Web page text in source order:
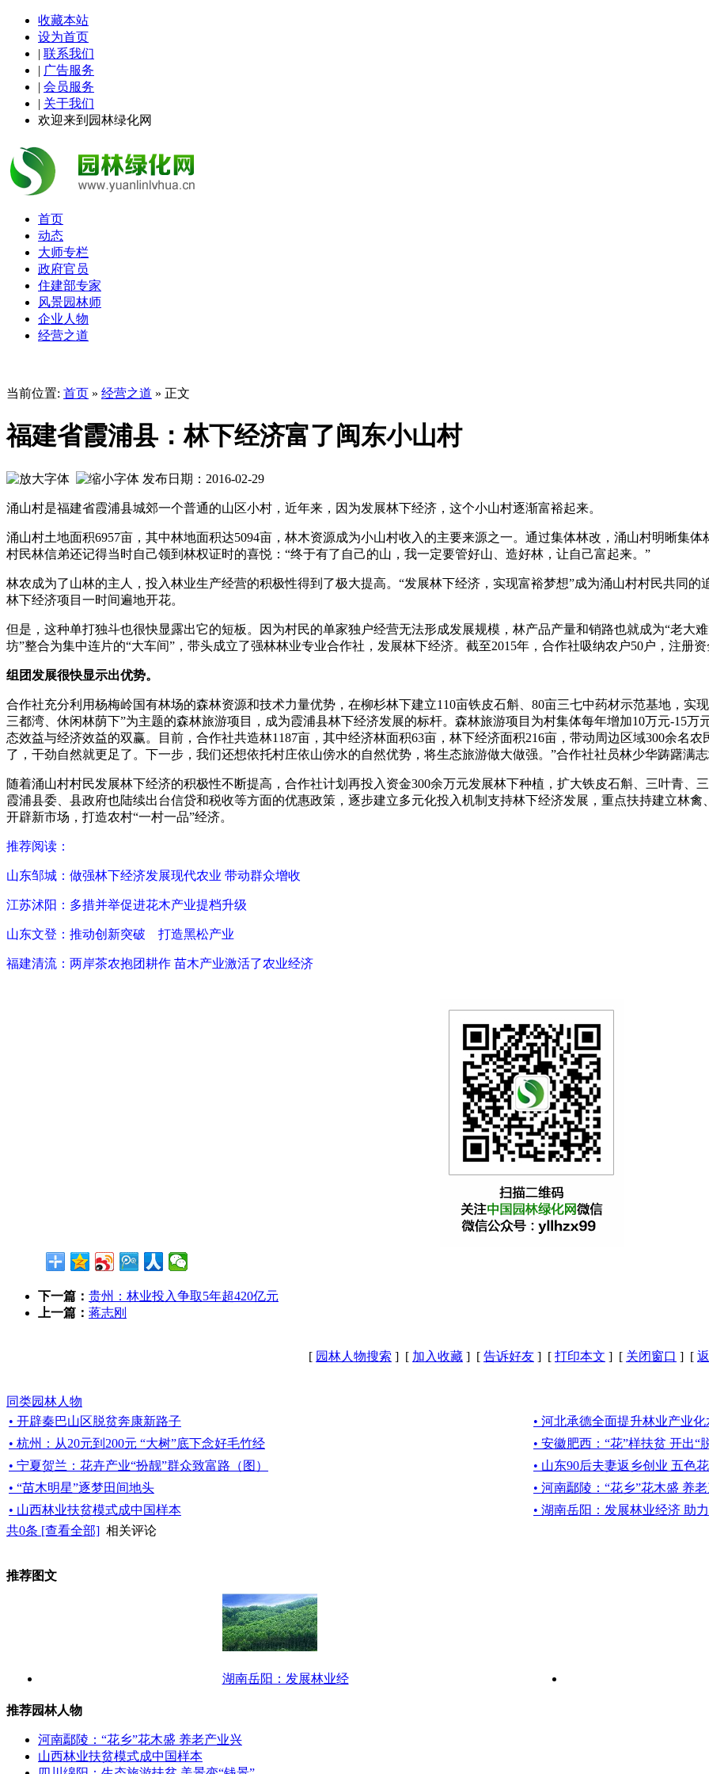
收藏本站
设为首页
| 联系我们
| 广告服务
| 会员服务
| 关于我们
欢迎来到园林绿化网
首页
动态
大师专栏
政府官员
住建部专家
风景园林师
企业人物
经营之道
当前位置: 首页 » 经营之道 » 正文
福建省霞浦县：林下经济富了闽东小山村
发布日期：2016-02-29
涌山村是福建省霞浦县城郊一个普通的山区小村，近年来，因为发展林下经济，这个小山村逐渐富裕起来。
涌山村土地面积6957亩，其中林地面积达5094亩，林木资源成为小山村收入的主要来源之一。通过集体林改，涌山村明晰集体
村民林信弟还记得当时自己领到林权证时的喜悦：“终于有了自己的山，我一定要管好山、造好林，让自己富起来。”
林农成为了山林的主人，投入林业生产经营的积极性得到了极大提高。“发展林下经济，实现富裕梦想”成为涌山村村民共同
林下经济项目一时间遍地开花。
但是，这种单打独斗也很快显露出它的短板。因为村民的单家独户经营无法形成发展规模，林产品产量和销路也就成为“老大
坊”整合为集中连片的“大车间”，带头成立了强林林业专业合作社，发展林下经济。截至2015年，合作社吸纳农户50户，注册资
组团发展很快显示出优势。
合作社充分利用杨梅岭国有林场的森林资源和技术力量优势，在柳杉林下建立110亩铁皮石斛、80亩三七中药材示范基地，实
三都湾、休闲林荫下”为主题的森林旅游项目，成为霞浦县林下经济发展的标杆。森林旅游项目为村集体每年增加10万元-15
态效益与经济效益的双赢。目前，合作社共造林1187亩，其中经济林面积63亩，林下经济面积216亩，带动周边区域300余名
了，干劲自然就更足了。下一步，我们还想依托村庄依山傍水的自然优势，将生态旅游做大做强。”合作社社员林少华踌躇满志
随着涌山村村民发展林下经济的积极性不断提高，合作社计划再投入资金300余万元发展林下种植，扩大铁皮石斛、三叶青、
霞浦县委、县政府也陆续出台信贷和税收等方面的优惠政策，逐步建立多元化投入机制支持林下经济发展，重点扶持建立林
开辟新市场，打造农村“一村一品”经济。
推荐阅读：
山东邹城：做强林下经济发展现代农业 带动群众增收
江苏沭阳：多措并举促进花木产业提档升级
山东文登：推动创新突破 打造黑松产业
福建清流：两岸茶农抱团耕作 苗木产业激活了农业经济
下一篇： 贵州：林业投入争取5年超420亿元
上一篇： 蒋志刚
[ 园林人物搜索 ] [ 加入收藏 ] [ 告诉好友 ] [ 打印本文 ] [ 关闭窗口 ] [
同类园林人物
• 开辟秦巴山区脱贫奔康新路子
• 河北承德全面提升林业产业
• 杭州：从20元到200元 “大树”底下念好毛竹经
• 安徽肥西：“花”样扶贫 开出“
• 宁夏贺兰：花卉产业“扮靓”群众致富路（图）
• 山东90后夫妻返乡创业 五色
• “苗木明星”逐梦田间地头
• 河南鄢陵：“花乡”花木盛 养
• 山西林业扶贫模式成中国样本
• 湖南岳阳：发展林业经济 助
共0条 [查看全部] 相关评论
推荐图文
湖南岳阳：发展林业经
推荐园林人物
河南鄢陵：“花乡”花木盛 养老产业兴
山西林业扶贫模式成中国样本